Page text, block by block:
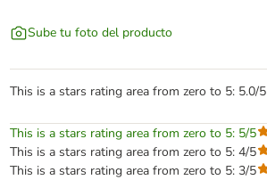
Sube tu foto del producto
This is a stars rating area from zero to 5: 5.0/5
This is a stars rating area from zero to 5: 5/5
This is a stars rating area from zero to 5: 4/5
This is a stars rating area from zero to 5: 3/5